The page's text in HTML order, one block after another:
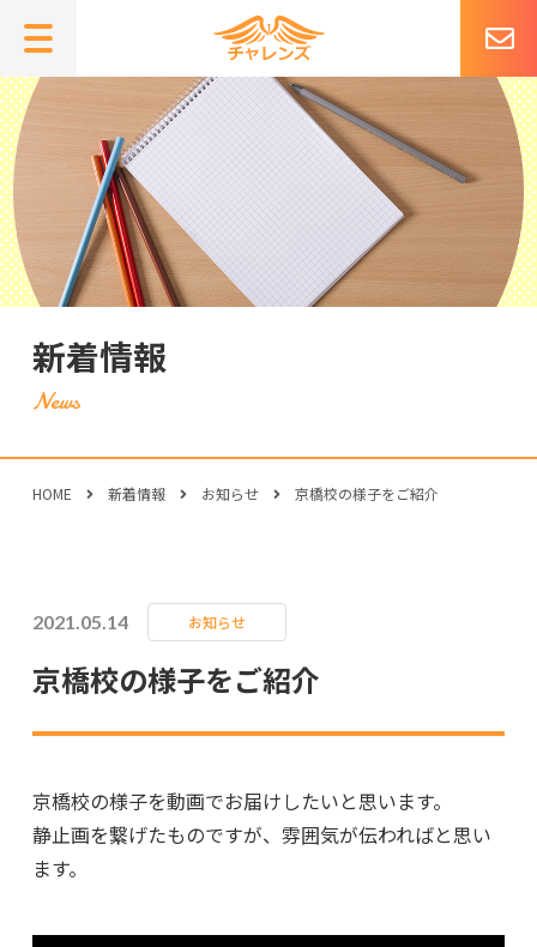
新着情報
HOME 新着情報 お知らせ 京橋校の様子をご紹介
2021.05.14 お知らせ
京橋校の様子をご紹介
京橋校の様子を動画でお届けしたいと思います。
静止画を繋げたものですが、雰囲気が伝わればと思い
ます。